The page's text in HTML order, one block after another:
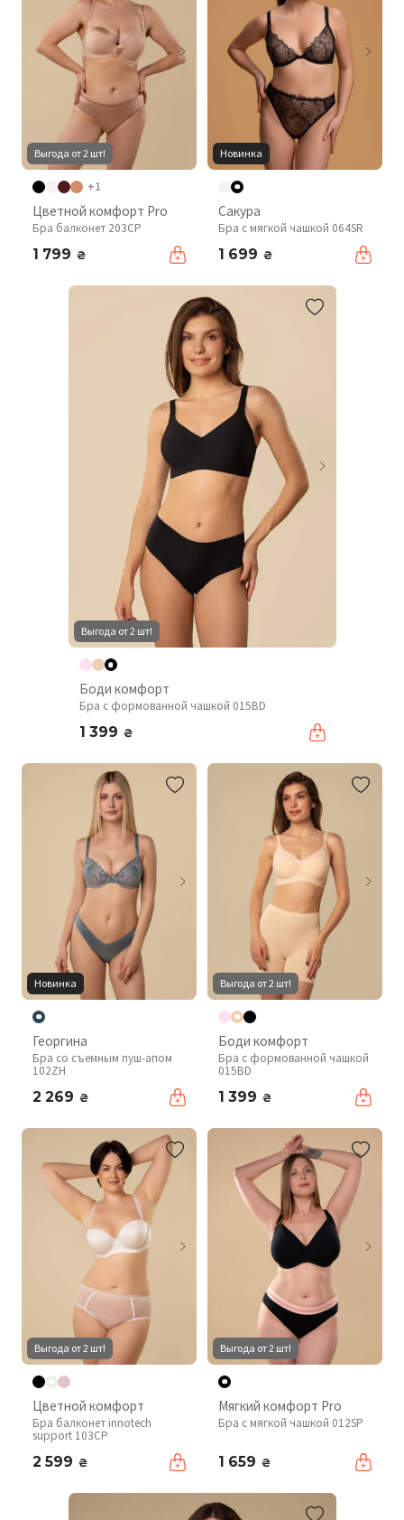
Выгода от 2 шт!
+1
Цветной комфорт Pro
Бра балконет 203CP
1 799 ₴
Новинка
Сакура
Бра с мягкой чашкой 064SR
1 699 ₴
Выгода от 2 шт!
Боди комфорт
Бра с формованной чашкой 015BD
1 399 ₴
Новинка
Георгина
Бра со съемным пуш-апом
102ZH
2 269 ₴
Выгода от 2 шт!
Боди комфорт
Бра с формованной чашкой
015BD
1 399 ₴
Выгода от 2 шт!
Цветной комфорт
Бра балконет innotech
support 103CP
2 599 ₴
Выгода от 2 шт!
Мягкий комфорт Pro
Бра с мягкой чашкой 012SP
1 659 ₴